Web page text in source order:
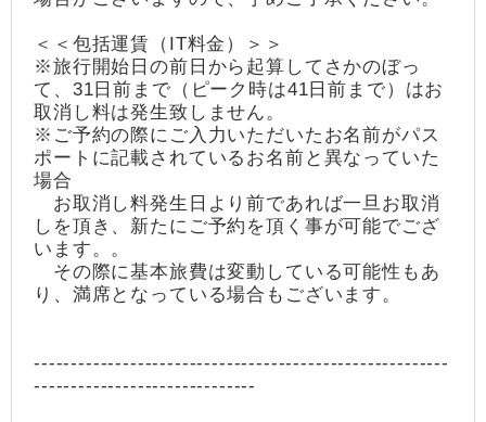
＜＜包括運賃（IT料金）＞＞
※旅行開始日の前日から起算してさかのぼっ
て、31日前まで（ピーク時は41日前まで）はお
取消し料は発生致しません。
※ご予約の際にご入力いただいたお名前がパス
ポートに記載されているお名前と異なっていた
場合
お取消し料発生日より前であれば一旦お取消
しを頂き、新たにご予約を頂く事が可能でござ
います。。
その際に基本旅費は変動している可能性もあ
り、満席となっている場合もございます。
--------------------------------------------------------
------------------------------